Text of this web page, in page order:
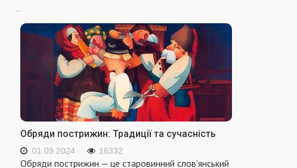
...
Обряди пострижин: Традиції та сучасність
01.09.2024 16332
Обряди пострижин — це старовинний слов'янський